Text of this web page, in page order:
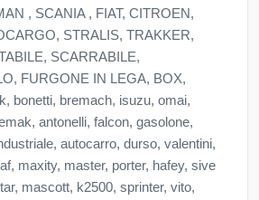
, SCANIA , FIAT, CITROEN,
STRALIS, TRAKKER,
SCARRABILE,
FURGONE IN LEGA, BOX,
bonetti, bremach, isuzu, omai,
antonelli, falcon, gasolone,
autocarro, durso, valentini,
maxity, master, porter, hafey, sive
mascott, k2500, sprinter, vito,